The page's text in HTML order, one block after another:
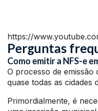
https://
Perguntas
Como emitir a NFS-e
O processo de emissão
quase todas as cidades
Primordialmente, é